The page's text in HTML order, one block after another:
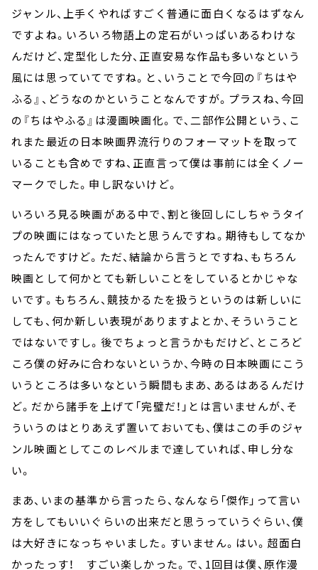
ジャンル、上手くやればすごく普通に面白くなるはずなん
ですよね。いろいろ物語上の定石がいっぱいあるわけな
んだけど、定型化した分、正直安易な作品も多いなという
風には思っていてですね。と、いうことで今回の『ちはや
ふる』、どうなのかということなんですが。プラスね、今回
の『ちはやふる』は漫画映画化。で、二部作公開という、こ
れまた最近の日本映画界流行りのフォーマットを取って
いることも含めですね、正直言って僕は事前には全くノー
マークでした。申し訳ないけど。
いろいろ見る映画がある中で、割と後回しにしちゃうタイ
プの映画にはなっていたと思うんですね。期待もしてなか
ったんですけど。ただ、結論から言うとですね、もちろん
映画として何かとても新しいことをしているとかじゃな
いです。もちろん、競技かるたを扱うというのは新しいに
しても、何か新しい表現がありますよとか、そういうこと
ではないですし。後でちょっと言うかもだけど、ところど
ころ僕の好みに合わないというか、今時の日本映画にこう
いうところは多いなという瞬間もまあ、あるはあるんだけ
ど。だから諸手を上げて「完璧だ！」とは言いませんが、そ
ういうのはとりあえず置いておいても、僕はこの手のジャ
ンル映画としてこのレベルまで達していれば、申し分な
い。
まあ、いまの基準から言ったら、なんなら「傑作」って言い
方をしてもいいぐらいの出来だと思うっていうぐらい、僕
は大好きになっちゃいました。すいません。はい。超面白
かったっす！ すごい楽しかった。で、1回目は僕、原作漫